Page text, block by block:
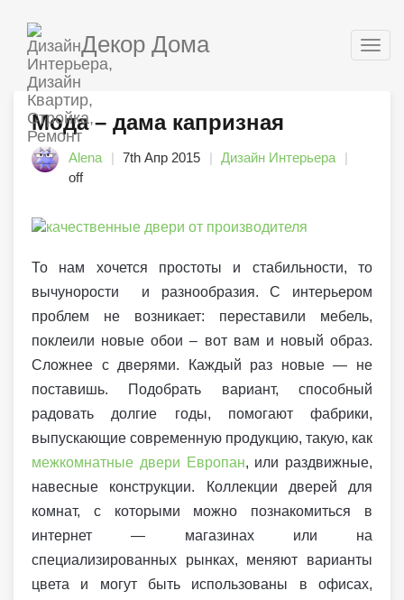
Декор Дома
Мода – дама капризная
Alena 7th Апр 2015
Дизайн Интерьера
off
То нам хочется простоты и стабильности, то
вычунорости и разнообразия. С интерьером
проблем не возникает: переставили мебель,
поклеили новые обои – вот вам и новый образ.
Сложнее с дверями. Каждый раз новые — не
поставишь. Подобрать вариант, способный
радовать долгие годы, помогают фабрики,
выпускающие современную продукцию, такую, как
межкомнатные двери Европан, или раздвижные,
навесные конструкции. Коллекции дверей для
комнат, с которыми можно познакомиться в
интернет — магазинах или на
специализированных рынках, меняют варианты
цвета и могут быть использованы в офисах,